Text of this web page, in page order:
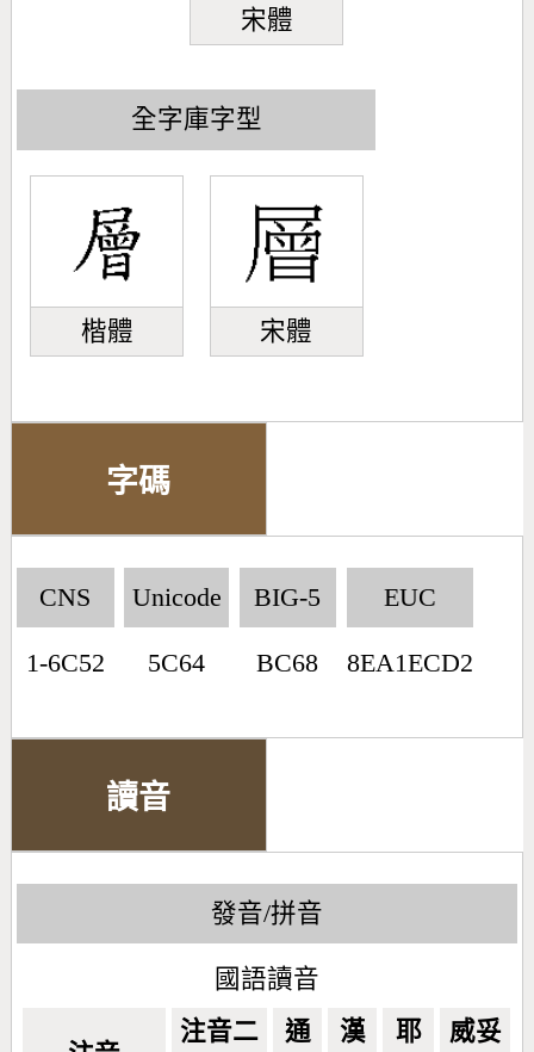
宋體
全字庫字型
楷體 宋體
字碼
CNS
1-6C52
Unicode
5C64
BIG-5
BC68
EUC
8EA1ECD2
讀音
發音/拼音
國語讀音
注音二 通 漢 耶 威妥